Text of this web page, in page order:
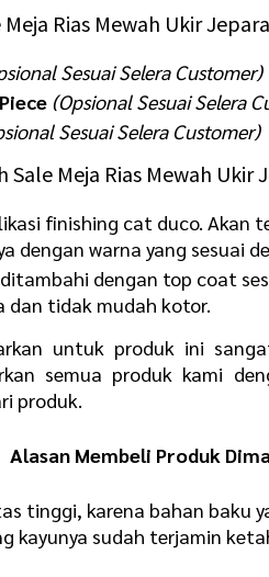
Rias Mewah Ukir
Sesuai Selera Customer)
(Opsional Sesuai Selera
Sesuai Selera Customer)
Sale Meja Rias Mewah
finishing cat duco. Akan
dengan warna yang sesuai
dengan top coat
dan tidak mudah kotor.
untuk produk ini
semua produk kami
produk.
Alasan Membeli Produk
tinggi, karena bahan baku
kayunya sudah terjamin